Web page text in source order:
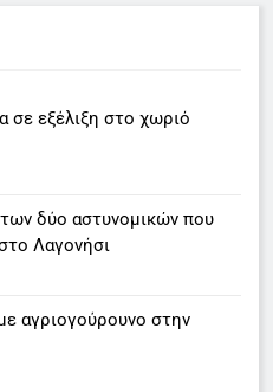
βάρος ηλικιωμένης
Συνεργός του
τους αστυνομικούς με
2026
σε εξέλιξη στο χωριό
δύο αστυνομικών που
Λαγονήσι
αγριογούρουνο στην
της ΕΡΤ
MEDIA
Στάθης